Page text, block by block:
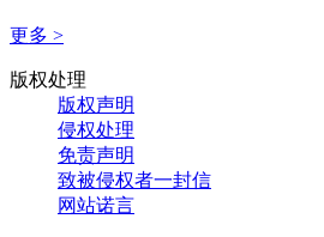
更多 >
版权处理
版权声明
侵权处理
免责声明
致被侵权者一封信
网站诺言